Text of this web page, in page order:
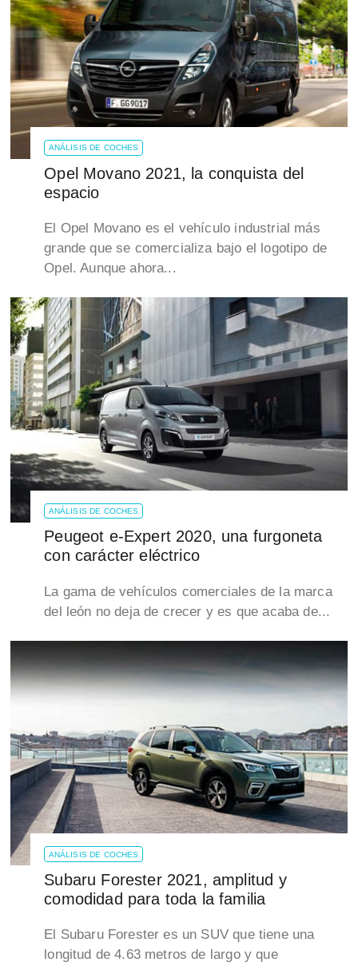
ANÁLISIS DE COCHES
Opel Movano 2021, la conquista del
espacio
El Opel Movano es el vehículo industrial más
grande que se comercializa bajo el logotipo de
Opel. Aunque ahora...
ANÁLISIS DE COCHES
Peugeot e-Expert 2020, una furgoneta
con carácter eléctrico
La gama de vehículos comerciales de la marca
del león no deja de crecer y es que acaba de...
ANÁLISIS DE COCHES
Subaru Forester 2021, amplitud y
comodidad para toda la familia
El Subaru Forester es un SUV que tiene una
longitud de 4.63 metros de largo y que